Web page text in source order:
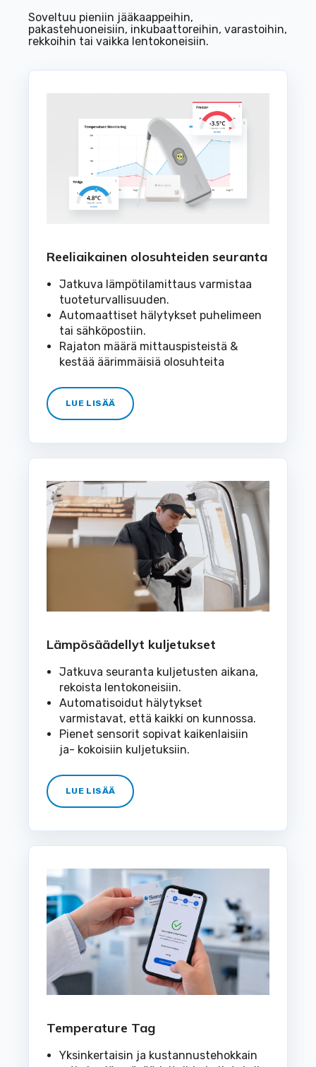
Soveltuu pieniin jääkaappeihin,
pakastehuoneisiin, inkubaattoreihin, varastoihin,
rekkoihin tai vaikka lentokoneisiin.
Reeliaikainen olosuhteiden seuranta
Jatkuva lämpötilamittaus varmistaa
tuoteturvallisuuden.
Automaattiset hälytykset puhelimeen
tai sähköpostiin.
Rajaton määrä mittauspisteistä &
kestää äärimmäisiä olosuhteita
LUE LISÄÄ
Lämpösäädellyt kuljetukset
Jatkuva seuranta kuljetusten aikana,
rekoista lentokoneisiin.
Automatisoidut hälytykset
varmistavat, että kaikki on kunnossa.
Pienet sensorit sopivat kaikenlaisiin
ja- kokoisiin kuljetuksiin.
LUE LISÄÄ
Temperature Tag
Yksinkertaisin ja kustannustehokkain